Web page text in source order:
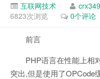
互联网技术 crx349
6823次浏览
0个评论
前言
PHP语言在性能上相
突出,但是使用了OPCode